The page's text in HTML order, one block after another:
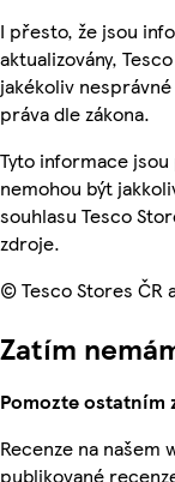
I přesto, že jsou
aktualizovány,
jakékoliv
práva dle zákona.
Tyto informace
nemohou být
souhlasu Tesco
zdroje.
© Tesco Stores ČR
Zatím
Pomozte ostatním
Recenze na našem
publikované